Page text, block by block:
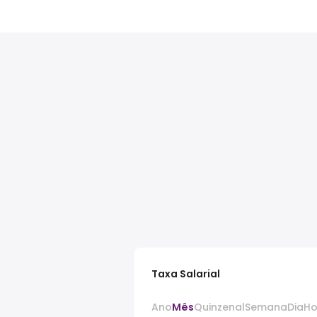
Taxa Salarial
AnoMêsQuinzenalSemanaDia